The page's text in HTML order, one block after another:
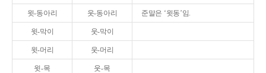
윗-동아리 웃-동아리 준말은 ‘윗동’임.
윗-막이 웃-막이
윗-머리 웃-머리
윗-목 웃-목